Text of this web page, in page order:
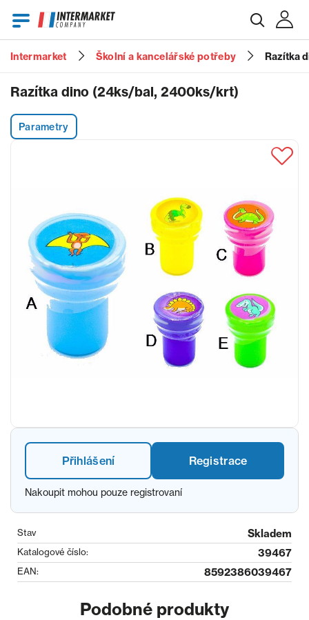
Heslo
Zapomenuté heslo?
Intermarket Školní a kancelářské potřeby Razítka
Razítka dino (24ks/bal, 2400ks/krt)
Parametry
Přihlášení Registrace
Nakoupit mohou pouze registrovaní
Stav Skladem
Katalogové číslo: 39467
EAN: 8592386039467
Podobné produkty